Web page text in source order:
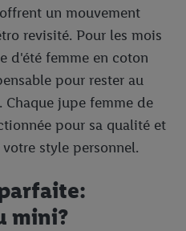
un mouvement
revisité. Pour les mois
d'été femme en coton
pour rester au
jupe femme de
pour sa qualité et
style personnel.
mini?